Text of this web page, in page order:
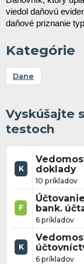
viedol daňovú
daňové priznanie
Kategórie
Dane
Vyskúšajte
testoch
K
doklady
10 príkladov
F
bank.
6 príkladov
K
6 príkladov